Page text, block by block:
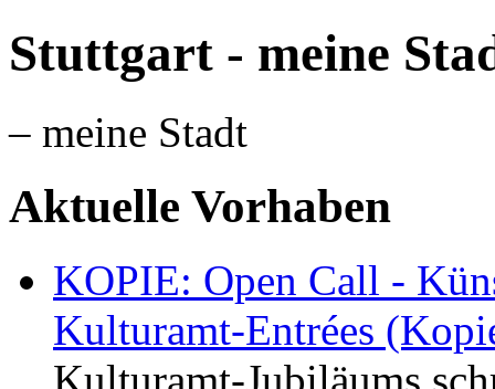
Stuttgart - meine
– meine Stadt
Aktuelle Vorhaben
KOPIE: Open Call -
Kulturamt-Entrées
Kulturamt-Jubiläums